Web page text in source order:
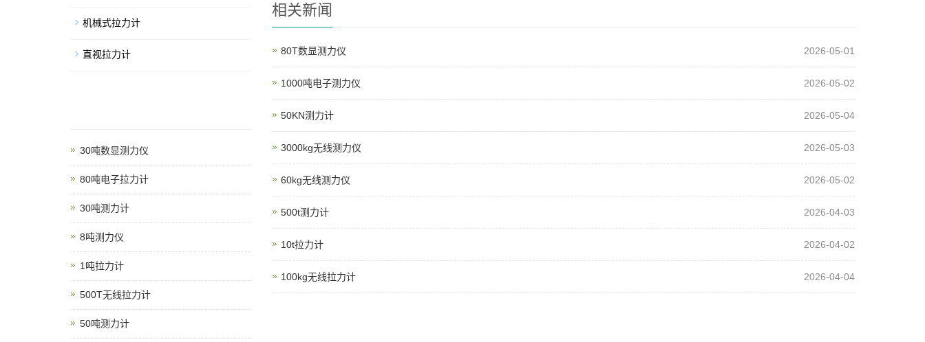
相关新闻
80T数显测力仪 2026-05-01
1000吨电子测力仪 2026-05-02
50KN测力计 2026-05-04
3000kg无线测力仪 2026-05-03
60kg无线测力仪 2026-05-02
500t测力计 2026-04-03
10t拉力计 2026-04-02
100kg无线拉力计 2026-04-04
机械式拉力计
直视拉力计
30吨数显测力仪
80吨电子拉力计
30吨测力计
8吨测力仪
1吨拉力计
500T无线拉力计
50吨测力计